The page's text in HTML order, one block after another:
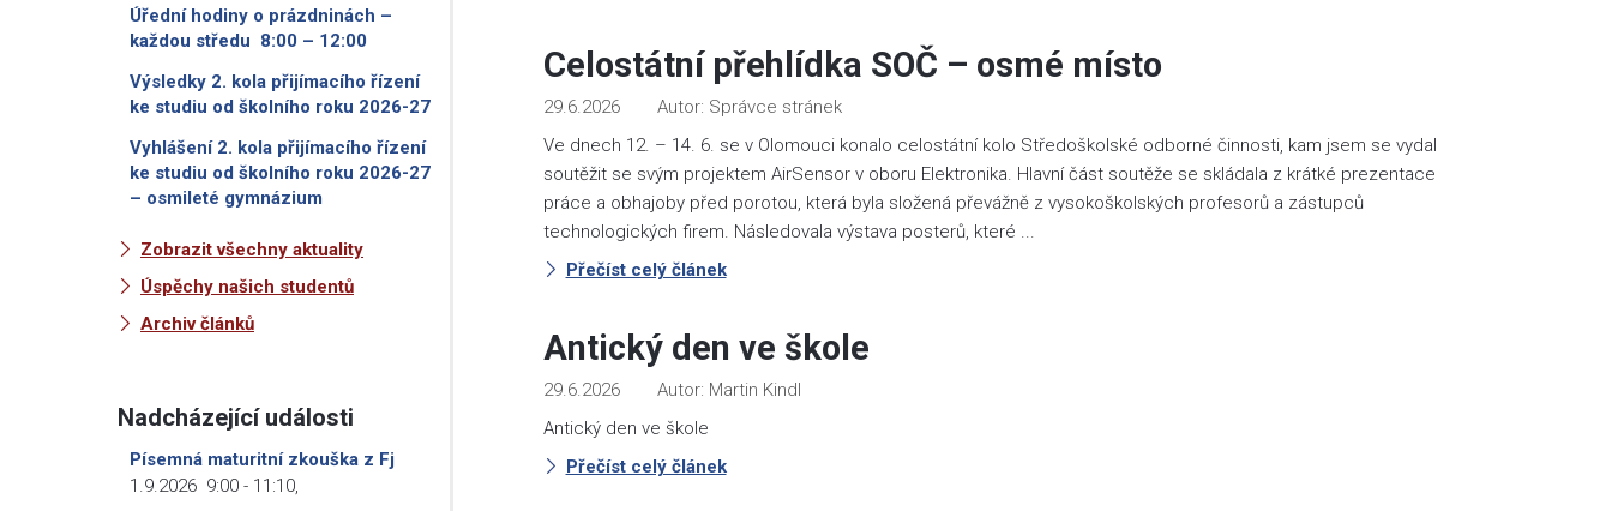
Celostátní přehlídka SOČ – osmé místo
29.6.2026
Správce stránek
Ve dnech 12. – 14. 6. se v Olomouci konalo celostátní kolo Středoškolské odborné činnosti, kam jsem se vydal
soutěžit se svým projektem AirSensor v oboru Elektronika. Hlavní část soutěže se skládala z krátké prezentace
práce a obhajoby před porotou, která byla složená převážně z vysokoškolských profesorů a zástupců
technologických firem. Následovala výstava posterů, které ...
Přečíst celý článek
Antický den ve škole
29.6.2026
Martin Kindl
Antický den ve škole
Přečíst celý článek
Úřední hodiny o prázdninách –
každou středu 8:00 – 12:00
Výsledky 2. kola přijímacího řízení
ke studiu od školního roku 2026-27
Vyhlášení 2. kola přijímacího řízení
ke studiu od školního roku 2026-27
– osmileté gymnázium
Zobrazit všechny aktuality
Úspěchy našich studentů
Archiv článků
Nadcházející události
Písemná maturitní zkouška z Fj
1.9.2026 9:00 - 11:10